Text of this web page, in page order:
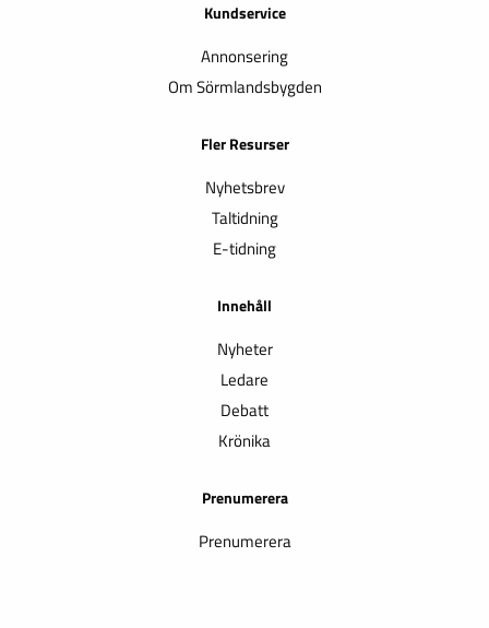
Kundservice
Annonsering
Om Sörmlandsbygden
Fler Resurser
Nyhetsbrev
Taltidning
E-tidning
Innehåll
Nyheter
Ledare
Debatt
Krönika
Prenumerera
Prenumerera